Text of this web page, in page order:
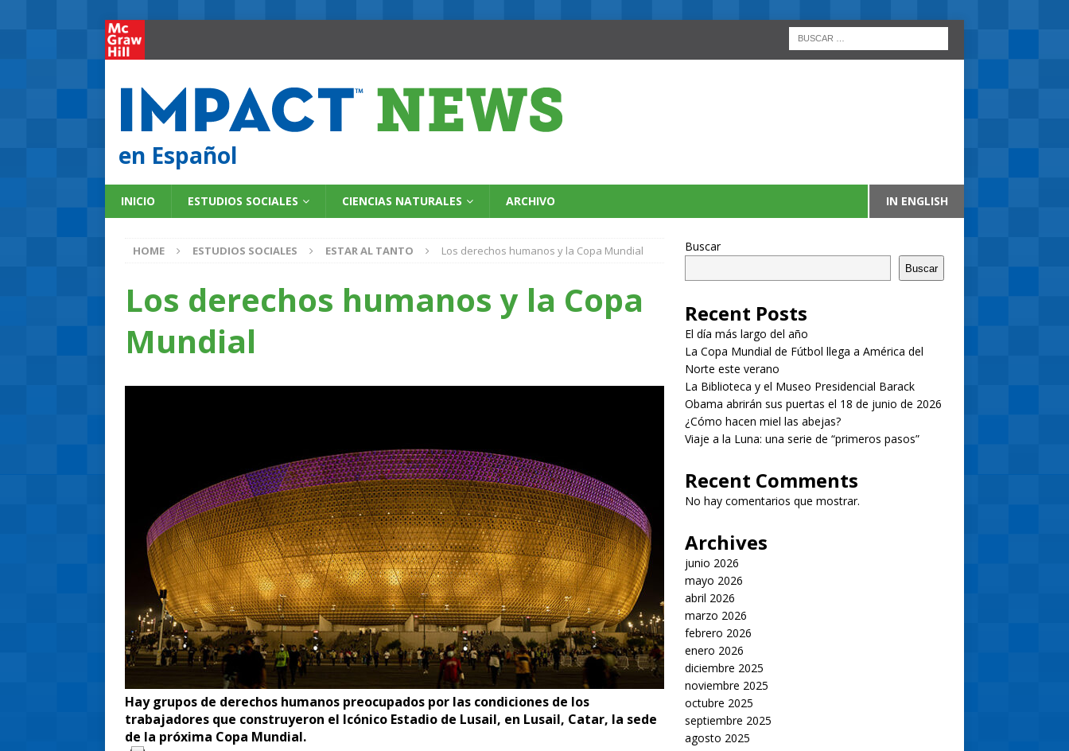
en Español
INICIO ESTUDIOS SOCIALES CIENCIAS NATURALES ARCHIVO IN ENGLISH
HOME ESTUDIOS SOCIALES ESTAR AL TANTO Los derechos humanos y la Copa Mundial
Los derechos humanos y la Copa
Mundial
Hay grupos de derechos humanos preocupados por las condiciones de los
trabajadores que construyeron el Icónico Estadio de Lusail, en Lusail, Catar, la sede
de la próxima Copa Mundial.
Buscar
Buscar
Recent Posts
El día más largo del año
La Copa Mundial de Fútbol llega a América del
Norte este verano
La Biblioteca y el Museo Presidencial Barack
Obama abrirán sus puertas el 18 de junio de 2026
¿Cómo hacen miel las abejas?
Viaje a la Luna: una serie de “primeros pasos”
Recent Comments
No hay comentarios que mostrar.
Archives
junio 2026
mayo 2026
abril 2026
marzo 2026
febrero 2026
enero 2026
diciembre 2025
noviembre 2025
octubre 2025
septiembre 2025
agosto 2025